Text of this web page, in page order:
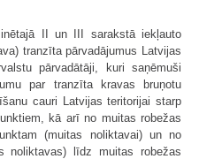
II un III sarakstā iekļauto
tranzīta pārvadājumus Latvijas
pārvadātāji, kuri saņēmuši
par tranzīta kravas bruņotu
cauri Latvijas teritorijai starp
kā arī no muitas robežas
(muitas noliktavai) un no
noliktavas) līdz muitas robežas